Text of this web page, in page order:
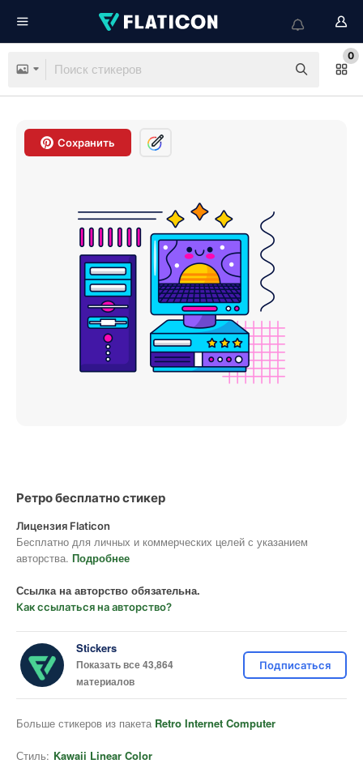
0
Сохранить
Ретро бесплатно стикер
Лицензия Flaticon
Бесплатно для личных и коммерческих целей с указанием
авторства. Подробнее
Ссылка на авторство обязательна.
Как ссылаться на авторство?
Stickers
Показать все 43,864
материалов
Подписаться
Больше стикеров из пакета Retro Internet Computer
Стиль: Kawaii Linear Color